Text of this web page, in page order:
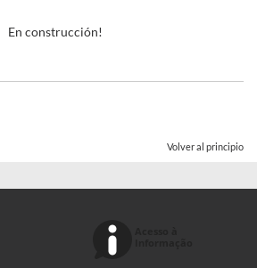
En construcción!
Volver al principio